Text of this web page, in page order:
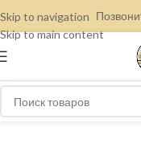
Skip to navigation
Skip to main content